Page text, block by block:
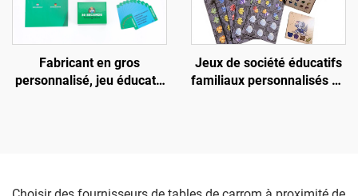
Fabricant en gros
personnalisé, jeu éducatif
famille
Jeux de société éducatifs
familiaux personnalisés en